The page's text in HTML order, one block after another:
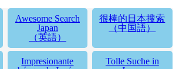
Awesome Search
Japan
（英語）
很棒的日本搜索
（中国語）
Impresionante
Tolle Suche in